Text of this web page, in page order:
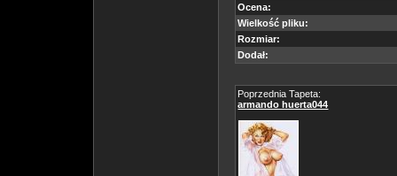
Ocena:
Wielkość pliku:
Rozmiar:
Dodał:
Poprzednia Tapeta:
armando huerta044